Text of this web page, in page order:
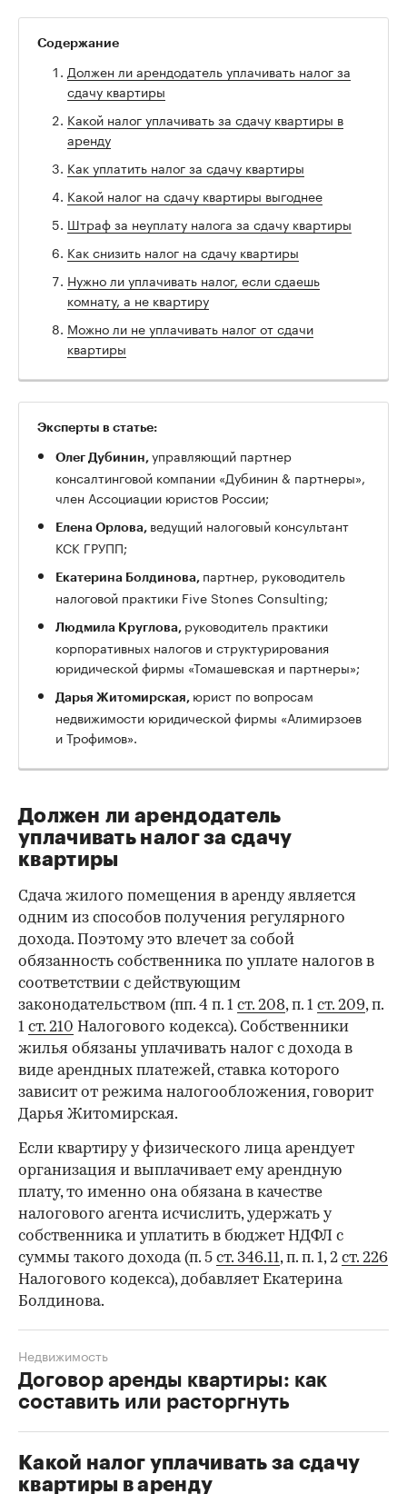
Содержание
Должен ли арендодатель уплачивать налог за
сдачу квартиры
Какой налог уплачивать за сдачу квартиры в
аренду
Как уплатить налог за сдачу квартиры
Какой налог на сдачу квартиры выгоднее
Штраф за неуплату налога за сдачу квартиры
Как снизить налог на сдачу квартиры
Нужно ли уплачивать налог, если сдаешь
комнату, а не квартиру
Можно ли не уплачивать налог от сдачи
квартиры
Эксперты в статье:
Олег Дубинин, управляющий партнер
консалтинговой компании «Дубинин & партнеры»,
член Ассоциации юристов России;
Елена Орлова, ведущий налоговый консультант
КСК ГРУПП;
Екатерина Болдинова, партнер, руководитель
налоговой практики Five Stones Consulting;
Людмила Круглова, руководитель практики
корпоративных налогов и структурирования
юридической фирмы «Томашевская и партнеры»;
Дарья Житомирская, юрист по вопросам
недвижимости юридической фирмы «Алимирзоев
и Трофимов».
Должен ли арендодатель
уплачивать налог за сдачу
квартиры
Сдача жилого помещения в аренду является
одним из способов получения регулярного
дохода. Поэтому это влечет за собой
обязанность собственника по уплате налогов в
соответствии с действующим
законодательством (пп. 4 п. 1 ст. 208, п. 1 ст. 209, п.
1 ст. 210 Налогового кодекса). Собственники
жилья обязаны уплачивать налог с дохода в
виде арендных платежей, ставка которого
зависит от режима налогообложения, говорит
Дарья Житомирская.
Если квартиру у физического лица арендует
организация и выплачивает ему арендную
плату, то именно она обязана в качестве
налогового агента исчислить, удержать у
собственника и уплатить в бюджет НДФЛ с
суммы такого дохода (п. 5 ст. 346.11, п. п. 1, 2 ст. 226
Налогового кодекса), добавляет Екатерина
Болдинова.
Договор аренды квартиры: как
составить или расторгнуть
Недвижимость
Какой налог уплачивать за сдачу
квартиры в аренду